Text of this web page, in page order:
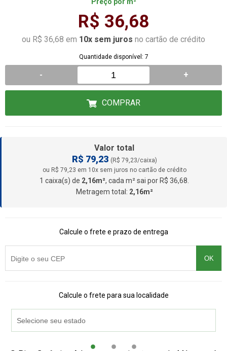
R$ 36,68
ou R$ 36,68 em 10x sem juros no cartão de crédito
Quantidade disponível: 7
- +
COMPRAR
Valor total
R$ 79,23 (R$ 79,23/caixa)
ou R$ 79,23 em 10x sem juros no cartão de crédito
1 caixa(s) de 2,16m², cada m² sai por R$ 36,68.
Metragem total: 2,16m²
Calcule o frete e prazo de entrega
OK
Calcule o frete para sua localidade